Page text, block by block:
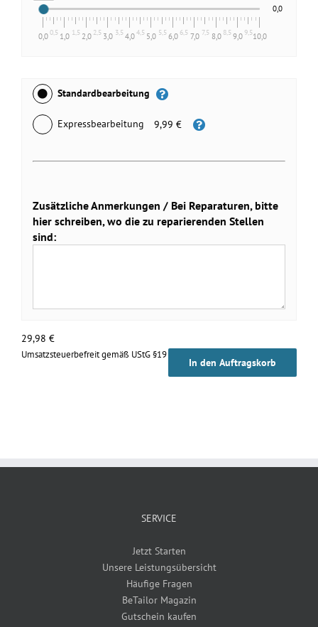
0,00,5 1,0 1,5 2,0 2,5 3,0 3,5 4,04,5 5,0 5,5 6,0 6,5 7,0 7,5 8,0 8,5 9,0 9,510,0
0,0
Standardbearbeitung
Expressbearbeitung 9,99 €
Zusätzliche Anmerkungen / Bei Reparaturen, bitte
hier schreiben, wo die zu reparierenden Stellen
sind:
In den Auftragskorb
29,98 €
Umsatzsteuerbefreit gemäß UStG §19
SERVICE
Jetzt Starten
Unsere Leistungsübersicht
Häufige Fragen
BeTailor Magazin
Gutschein kaufen